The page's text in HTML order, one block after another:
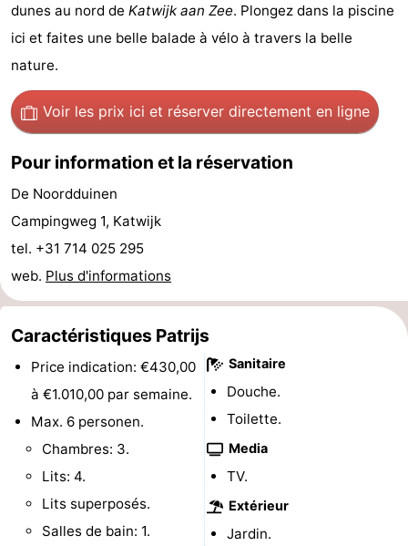
-
Piscines
-
Faire
vélo
-
Équitation
-
Terrains
de
golf
-
Surfen
-
Peche
-
manger
Événements
Pratiques
Forum
Route
dunes au nord de Katwijk aan Zee. Plongez dans la piscine
ici et faites une belle balade à vélo à travers la belle
nature.
Voir les prix ici et réserver directement en ligne
Pour information et la réservation
De Noordduinen
Campingweg 1, Katwijk
tel. +31 714 025 295
web. Plus d'informations
Caractéristiques Patrijs
Price indication: €430,00
à €1.010,00 par semaine.
Max. 6 personen.
Chambres: 3.
Lits: 4.
Lits superposés.
Salles de bain: 1.
Sanitaire
Douche.
Toilette.
Media
TV.
Extérieur
Jardin.